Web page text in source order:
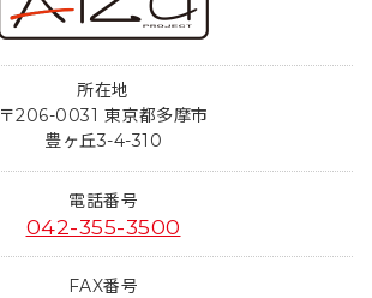
所在地
〒206-0031 東京都多摩市
豊ヶ丘3-4-310
電話番号
042-355-3500
FAX番号